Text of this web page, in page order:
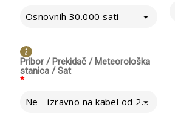
Osnovnih 30.000 sati
*
Pribor / Prekidač / Meteorološka
stanica / Sat
Ne - izravno na kabel od 230V